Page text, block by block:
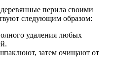
перила своими
следующим образом:
удаления любых
затем очищают от